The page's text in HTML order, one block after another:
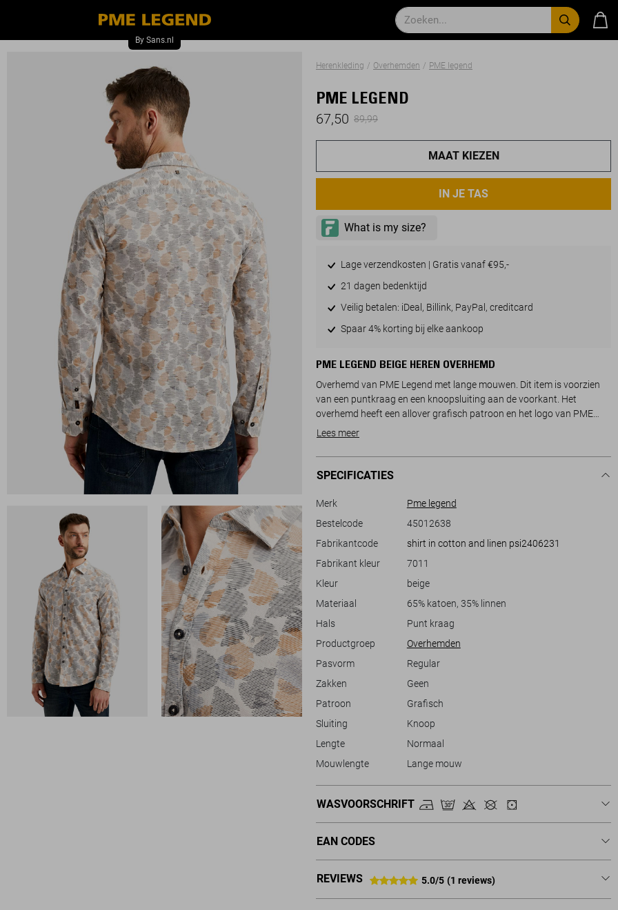
Herenkleding Overhemden PME legend
PME LEGEND
67,50 89,99
MAAT KIEZEN
IN JE TAS
Lage verzendkosten | Gratis vanaf €95,-
21 dagen bedenktijd
Veilig betalen: iDeal, Billink, PayPal, creditcard
Spaar 4% korting bij elke aankoop
PME LEGEND BEIGE HEREN OVERHEMD
Overhemd van PME Legend met lange mouwen. Dit item is voorzien
van een puntkraag en een knoopsluiting aan de voorkant. Het
overhemd heeft een allover grafisch patroon en het logo van PME
Legend klein op de borst.
Lees meer
SPECIFICATIES
Merk
Pme legend
Bestelcode
45012638
Fabrikantcode
shirt in cotton and linen psi2406231
Fabrikant kleur
7011
Kleur
beige
Materiaal
65% katoen, 35% linnen
Hals
Punt kraag
Productgroep
Overhemden
Pasvorm
Regular
Zakken
Geen
Patroon
Grafisch
Sluiting
Knoop
Lengte
Normaal
Mouwlengte
Lange mouw
WASVOORSCHRIFT
EAN CODES
REVIEWS 5.0/5 (1 reviews)